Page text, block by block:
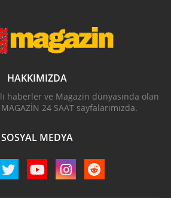
HAKKIMIZDA
haberler ve Magazin dünyasında olan
24 SAAT sayfalarımızda.
SOSYAL MEDYA